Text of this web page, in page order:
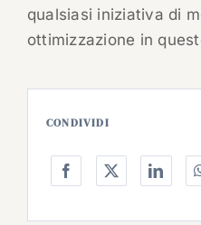
qualsiasi iniziativa di
ottimizzazione in
CONDIVIDI